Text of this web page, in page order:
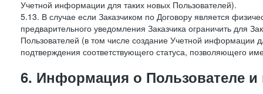
Учетной информации для таких новых Пользователей).
5.13. В случае если Заказчиком по Договору является
предварительного уведомления Заказчика ограничить для
Пользователей (в том числе создание Учетной информации
подтверждения соответствующего статуса, позволяющего
6. Информация о Пользователе